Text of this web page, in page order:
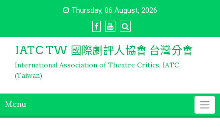
Thursday, 06 August, 2026
IATC TW 國際劇評人協會 台灣分會
International Association of Theatre Critics, IATC
(Taiwan)
Menu